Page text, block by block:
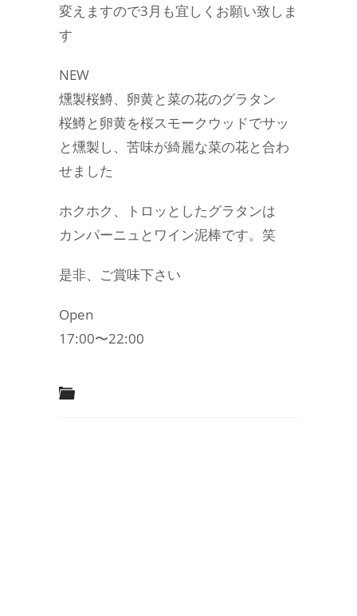
変えますので3月も宜しくお願い致しま
す
NEW
燻製桜鱒、卵黄と菜の花のグラタン
桜鱒と卵黄を桜スモークウッドでサッ
と燻製し、苦味が綺麗な菜の花と合わ
せました
ホクホク、トロッとしたグラタンは
カンパーニュとワイン泥棒です。笑
是非、ご賞味下さい
Open
17:00〜22:00